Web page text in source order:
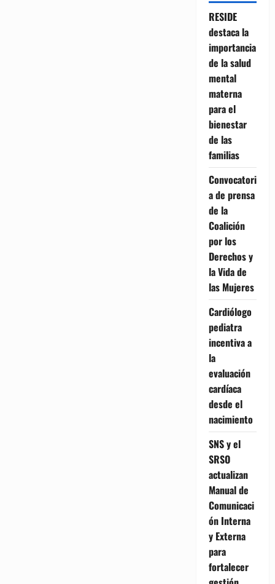
RESIDE
destaca la
importancia
de la salud
mental
materna
para el
bienestar
de las
familias
Convocatori
a de prensa
de la
Coalición
por los
Derechos y
la Vida de
las Mujeres
Cardiólogo
pediatra
incentiva a
la
evaluación
cardíaca
desde el
nacimiento
SNS y el
SRSO
actualizan
Manual de
Comunicaci
ón Interna
y Externa
para
fortalecer